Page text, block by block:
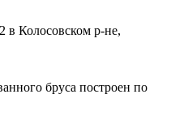
в Колосовском р-не,
бруса построен по